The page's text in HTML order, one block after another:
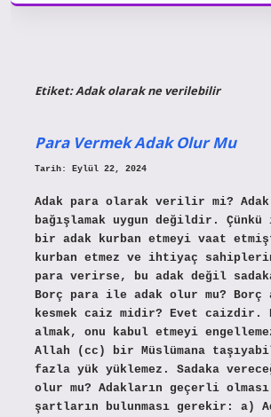
Etiket:Adak olarak ne verilebilir
Para Vermek Adak Olur Mu
Tarih: Eylül 22, 2024
Adak para olarak verilir mi?
bağışlamak uygun değildir.
bir adak kurban etmeyi vaat
kurban etmez ve ihtiyaç
para verirse, bu adak değil
Borç para ile adak olur mu? Borç
kesmek caiz midir? Evet caizdir.
almak, onu kabul etmeyi
Allah (cc) bir Müslümana
fazla yük yüklemez. Sadaka
olur mu? Adakların geçerli
şartların bulunması gerekir: a)